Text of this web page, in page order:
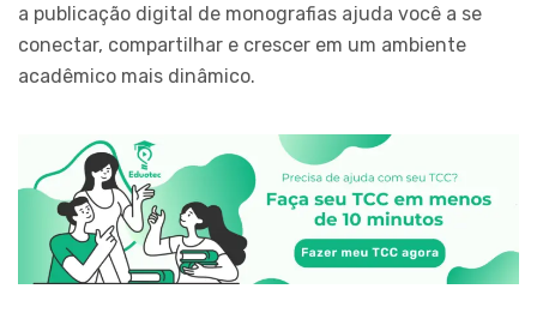
a publicação digital de monografias ajuda você a se
conectar, compartilhar e crescer em um ambiente
acadêmico mais dinâmico.